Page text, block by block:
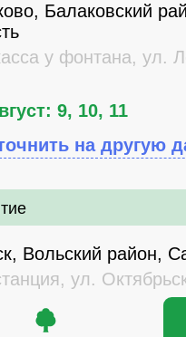
Балаковский
у фонтана, ул.
9, 10, 11
на другую
Вольский район,
ул.